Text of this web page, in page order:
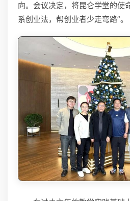
向。会议决定，将昆仑学堂的使
系创业法，帮创业者少走弯路”。